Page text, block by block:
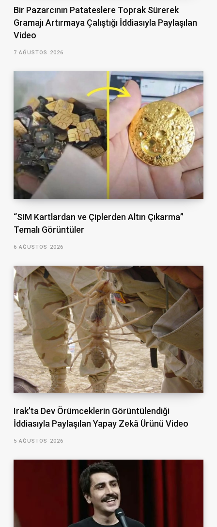
Bir Pazarcının Patateslere Toprak Sürerek
Gramajı Artırmaya Çalıştığı İddiasıyla Paylaşılan
Video
7 AĞUSTOS 2026
“SIM Kartlardan ve Çiplerden Altın Çıkarma”
Temalı Görüntüler
6 AĞUSTOS 2026
Irak’ta Dev Örümceklerin Görüntülendiği
İddiasıyla Paylaşılan Yapay Zekâ Ürünü Video
5 AĞUSTOS 2026